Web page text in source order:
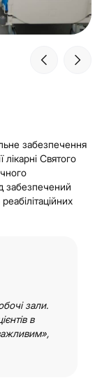
забезпечення
лікарні Святого
забезпечений
зали.
в